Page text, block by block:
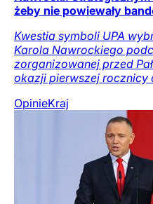
żeby nie powiewały
Kwestia symboli UPA
Karola Nawrockiego
zorganizowanej przed
okazji pierwszej rocznicy
OpinieKraj